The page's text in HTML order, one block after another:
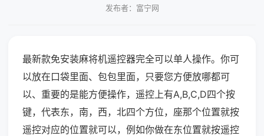
发布者：富宁网
最新款免安装麻将机遥控器完全可以单人操作。你可
以放在口袋里面、包包里面，只要您方便放哪都可
以、重要的是能方便操作，遥控上有A,B,C,D四个按
键，代表东，南，西，北四个方位，座那个位置就按
遥控对应的位置就可以，例如你做在东位置就按遥控